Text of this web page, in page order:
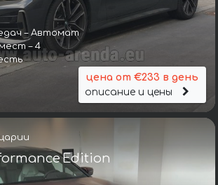
– Автомат
– 4
цена от €233 в день
описание и цены
Edition